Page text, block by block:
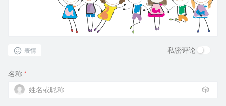
表情 私密评论
名称 *
🎲